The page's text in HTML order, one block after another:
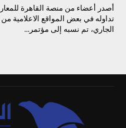
أصدر أعضاء من منصة القاهرة
تداوله في بعض المواقع الاعلامية
الجاري، تم نسبه إلى مؤتمر...